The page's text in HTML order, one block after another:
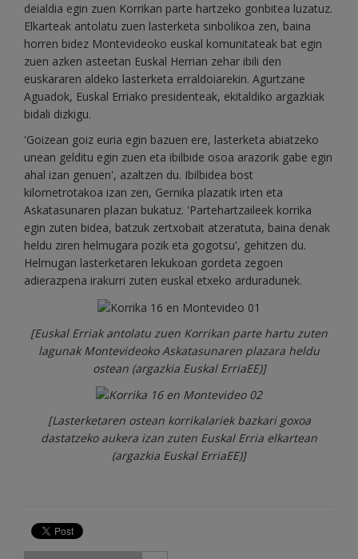
deialdia egin zuen Korrikan parte hartzeko gonbitea luzatuz.
Elkarteak antolatu zuen lasterketa sinbolikoa zen, baina
horren bidez Montevideoko euskal komunitateak bat egin
zuen azken asteetan Euskal Herrian zehar ibili den
euskararen aldeko lasterketa erraldoiarekin. Agurtzane
Aguadok, Euskal Erriako presidenteak, ekitaldiko argazkiak
bidali dizkigu.
'Goizean goiz euria egin bazuen ere, lasterketa abiatzeko
unean gelditu egin zuen eta ibilbide osoa arazorik gabe egin
ahal izan genuen', azaltzen du. Ibilbidea bost
kilometrotakoa izan zen, Gernika plazatik irten eta
Askatasunaren plazan bukatuz. 'Partehartzaileek korrika
egin zuten bidea, batzuk zertxobait atzeratuta, baina denak
heldu ziren helmugara pozik eta gogotsu', gehitzen du.
Helmugan lasterketaren lekukoan gordeta zegoen
adierazpena irakurri zuten euskal etxeko arduradunek.
[Euskal Erriak antolatu zuen Korrikan parte hartu zuten
lagunak Montevideoko Askatasunaren plazara heldu
ostean (argazkia Euskal ErriaEE)]
[Lasterketaren ostean korrikalariek bazkari goxoa
dastatzeko aukera izan zuten Euskal Erria elkartean
(argazkia Euskal ErriaEE)]